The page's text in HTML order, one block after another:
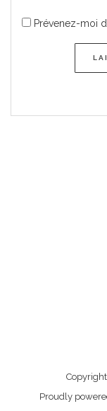
Prévenez-moi
Proudly